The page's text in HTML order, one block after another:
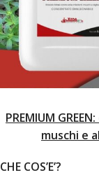
PREMIUM
muschi e
CHE COS’E’?